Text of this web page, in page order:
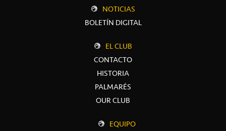
NOTICIAS
BOLETÍN DIGITAL
EL CLUB
CONTACTO
HISTORIA
PALMARÉS
OUR CLUB
EQUIPO